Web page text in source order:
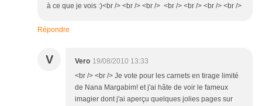
à ce que je vois :)<br /> <br /> <br /> <br /> <br /> <br /> <br />
Répondre
V Vero 19/08/2010 13:33
<br /> <br /> Je vote pour les carnets en tirage limité
de Nana Margabim! et j'ai hâte de voir le fameux
imagier dont j'ai aperçu quelques jolies pages sur